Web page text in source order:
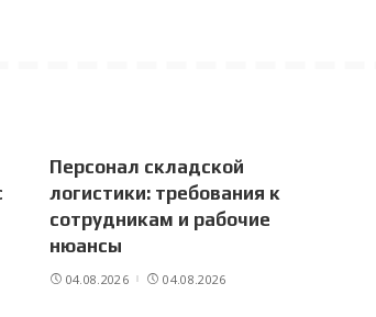
Персонал складской
логистики: требования к
сотрудникам и рабочие
нюансы
04.08.2026 04.08.2026